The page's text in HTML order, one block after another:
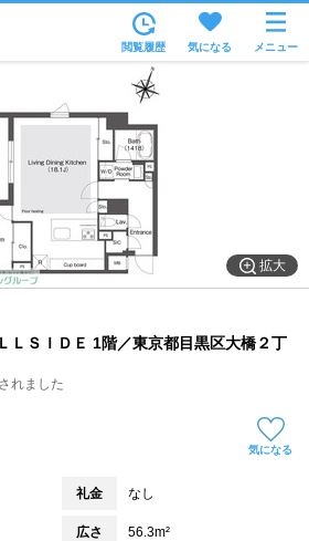
住所から
家賃相場から
通勤通学時間から
物件特集から
不動産会社から
閲覧履歴 気になる メニュー
拡大
ＬＳＩＤＥ 1階／東京都目黒区大橋２丁
れました
気になる
礼金 なし
広さ 56.3m²